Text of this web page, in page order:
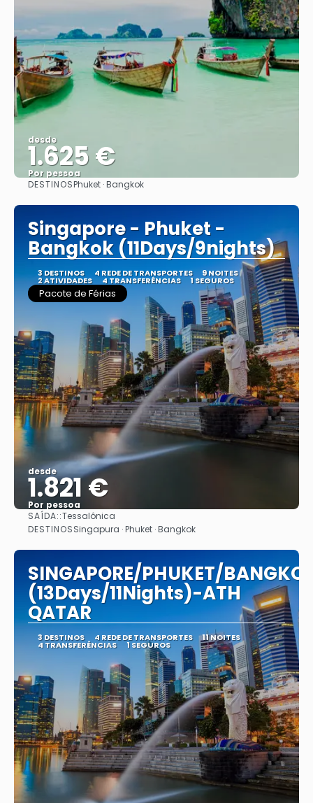
desde
1.625 €
Por pessoa
DESTINOSPhuket · Bangkok
Singapore - Phuket -
Bangkok (11Days/9nights)
3 DESTINOS 4 REDE DE TRANSPORTES 9 NOITES
2 ATIVIDADES 4 TRANSFERÊNCIAS 1 SEGUROS
Pacote de Férias
desde
1.821 €
Por pessoa
Vejo
SAÍDA::Tessalônica
DESTINOSSingapura · Phuket · Bangkok
SINGAPORE/PHUKET/
(13Days/11Nights)-ATH
QATAR
3 DESTINOS 4 REDE DE TRANSPORTES 11 NOITES
4 TRANSFERÊNCIAS 1 SEGUROS